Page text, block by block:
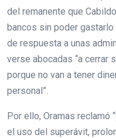
del remanente que
bancos sin poder
de respuesta a unas
verse abocadas “a cerrar
porque no van a tener
personal”.
Por ello, Oramas reclamó
el uso del superávit,